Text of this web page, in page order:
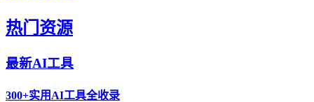
热门资源
最新AI工具
300+实用AI工具全收录